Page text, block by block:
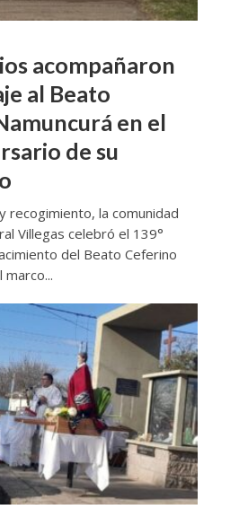
acompañaron
al Beato
en el
de su
recogimiento, la comunidad
Villegas celebró el 139°
del Beato Ceferino
marco...